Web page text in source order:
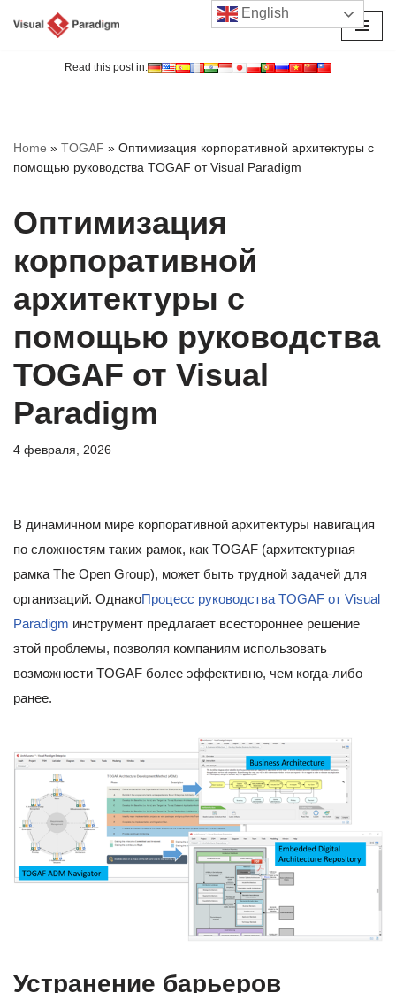
Read this post in:
Home » TOGAF » Оптимизация корпоративной архитектуры с
помощью руководства TOGAF от Visual Paradigm
Оптимизация
корпоративной
архитектуры с
помощью руководства
TOGAF от Visual
Paradigm
4 февраля, 2026
В динамичном мире корпоративной архитектуры навигация
по сложностям таких рамок, как TOGAF (архитектурная
рамка The Open Group), может быть трудной задачей для
организаций. ОднакоПроцесс руководства TOGAF от Visual
Paradigm инструмент предлагает всестороннее решение
этой проблемы, позволяя компаниям использовать
возможности TOGAF более эффективно, чем когда-либо
ранее.
Устранение барьеров
English